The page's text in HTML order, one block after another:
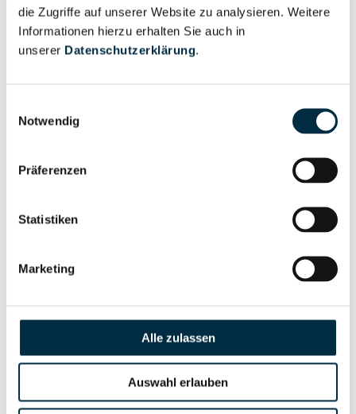
die Zugriffe auf unserer Website zu analysieren. Weitere
Informationen hierzu erhalten Sie auch in
unserer Datenschutzerklärung.
Notwendig
Präferenzen
Statistiken
Marketing
Alle zulassen
Auswahl erlauben
ReTu GmbH
ReTu Group GmbH
Retuner GmbH
Retur Deutschland Tourismus und Reisen GmbH
Returncode GmbH
Return DE Asset 1 GmbH
Return DE Asset 3 GmbH
Return DE Asset 5 GmbH